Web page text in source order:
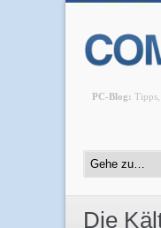
PC-Blog:
Die